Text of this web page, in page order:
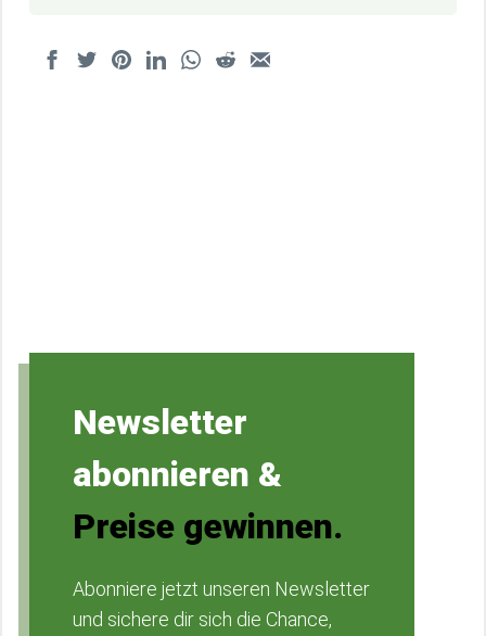
Newsletter
abonnieren &
Preise gewinnen.
Abonniere jetzt unseren Newsletter
und sichere dir sich die Chance,